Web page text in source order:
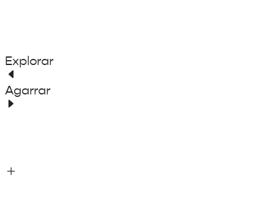
Explorar
Agarrar